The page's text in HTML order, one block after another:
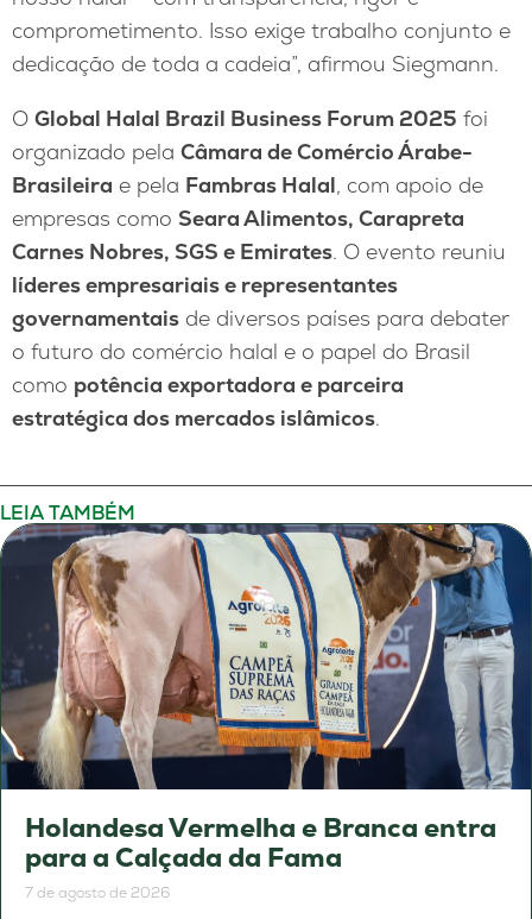
comprometimento. Isso exige trabalho conjunto e
dedicação de toda a cadeia”, afirmou Siegmann.
O Global Halal Brazil Business Forum 2025 foi
organizado pela Câmara de Comércio Árabe-
Brasileira e pela Fambras Halal, com apoio de
empresas como Seara Alimentos, Carapreta
Carnes Nobres, SGS e Emirates. O evento reuniu
líderes empresariais e representantes
governamentais de diversos países para debater
o futuro do comércio halal e o papel do Brasil
como potência exportadora e parceira
estratégica dos mercados islâmicos.
LEIA TAMBÉM
Holandesa Vermelha e Branca entra
para a Calçada da Fama
7 de agosto de 2026